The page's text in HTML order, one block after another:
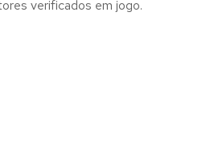
verificados em jogo.